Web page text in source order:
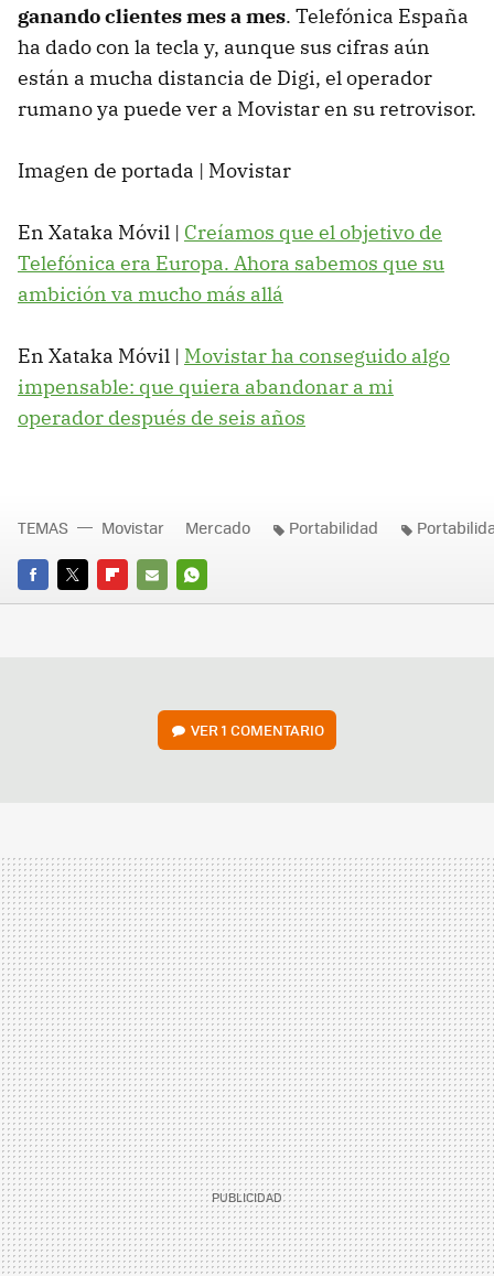
ganando clientes mes a mes. Telefónica España
ha dado con la tecla y, aunque sus cifras aún
están a mucha distancia de Digi, el operador
rumano ya puede ver a Movistar en su retrovisor.
Imagen de portada | Movistar
En Xataka Móvil | Creíamos que el objetivo de
Telefónica era Europa. Ahora sabemos que su
ambición va mucho más allá
En Xataka Móvil | Movistar ha conseguido algo
impensable: que quiera abandonar a mi
operador después de seis años
FACEBOOK
TWITTERFLIPBOARD
E-
WHATSAPP
TEMAS Movistar Mercado Portabilidad
VER1 COMENTARIO